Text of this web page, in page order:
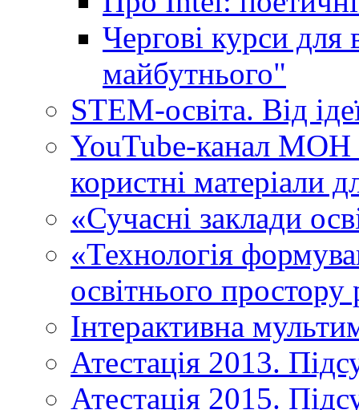
Чергові курси
майбутнього"
STEM-освіта. Від
YouTube-канал МОН
користні матеріали
«Сучасні заклади
«Технологія
освітнього простору
Інтерактивна
Атестація 2013.
Атестація 2015.